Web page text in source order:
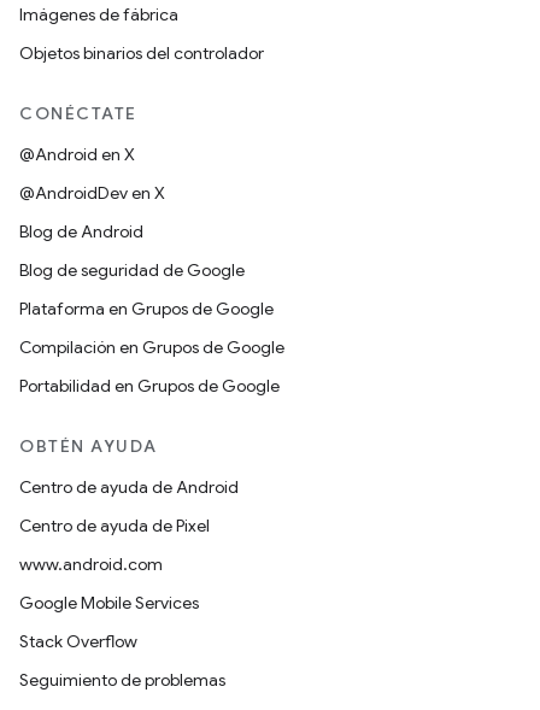
Imágenes de fábrica
Objetos binarios del controlador
CONÉCTATE
@Android en X
@AndroidDev en X
Blog de Android
Blog de seguridad de Google
Plataforma en Grupos de Google
Compilación en Grupos de Google
Portabilidad en Grupos de Google
OBTÉN AYUDA
Centro de ayuda de Android
Centro de ayuda de Pixel
www.android.com
Google Mobile Services
Stack Overflow
Seguimiento de problemas